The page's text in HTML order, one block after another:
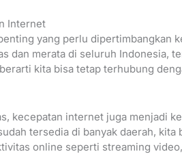
Internet
yang perlu dipertimbangkan
dan merata di seluruh Indonesia,
kita bisa tetap terhubung
kecepatan internet juga menjadi
tersedia di banyak daerah,
online seperti streaming